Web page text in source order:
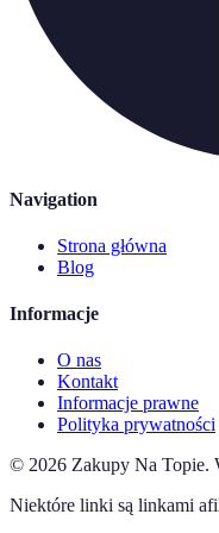
Navigation
Strona główna
Blog
Informacje
O nas
Kontakt
Informacje prawne
Polityka prywatności
© 2026 Zakupy Na Topie.
Niektóre linki są linkami